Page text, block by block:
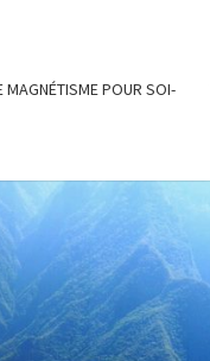
MAGNÉTISME POUR SOI-